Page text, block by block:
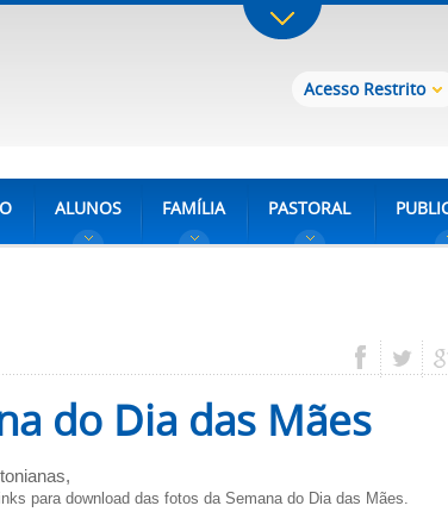
Acesso Restrito
ALUNOS FAMÍLIA PASTORAL
do Dia das Mães
para download das fotos da Semana do Dia das Mães.